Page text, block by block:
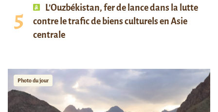
L’Ouzbékistan, fer de lance dans la lutte
contre le trafic de biens culturels en Asie
centrale
Photo du jour